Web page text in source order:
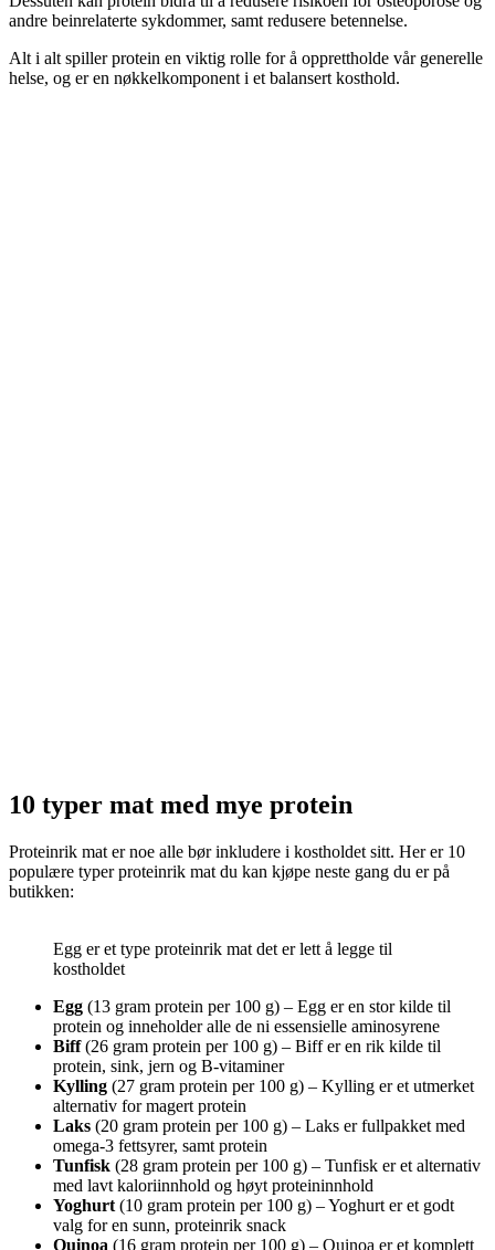
andre beinrelaterte sykdommer, samt redusere betennelse.
Alt i alt spiller protein en viktig rolle for å opprettholde vår generelle
helse, og er en nøkkelkomponent i et balansert kosthold.
10 typer mat med mye protein
Proteinrik mat er noe alle bør inkludere i kostholdet sitt. Her er 10
populære typer proteinrik mat du kan kjøpe neste gang du er på
butikken:
Egg er et type proteinrik mat det er lett å legge til
kostholdet
Egg (13 gram protein per 100 g) – Egg er en stor kilde til
protein og inneholder alle de ni essensielle aminosyrene
Biff(26 gram protein per 100 g) – Biff er en rik kilde til
protein, sink, jern og B-vitaminer
Kylling (27 gram protein per 100 g) – Kylling er et utmerket
alternativ for magert protein
Laks (20 gram protein per 100 g) – Laks er fullpakket med
omega-3 fettsyrer, samt protein
Tunfisk (28 gram protein per 100 g) – Tunfisk er et alternativ
med lavt kaloriinnhold og høyt proteininnhold
Yoghurt (10 gram protein per 100 g) – Yoghurt er et godt
valg for en sunn, proteinrik snack
Quinoa (16 gram protein per 100 g) – Quinoa er et komplett